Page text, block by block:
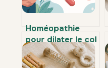
Homéopathie
pour dilater le col
: avis, limites et
alternatives sûres